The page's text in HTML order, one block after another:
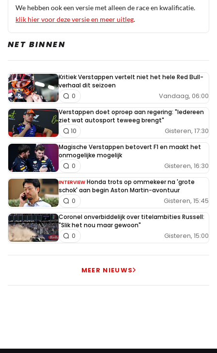
We hebben ook een versie met alleen de race en kwalificatie.
klik hier voor deze versie en meer uitleg.
NET BINNEN
Kritiek Verstappen vertelt niet het hele Red Bull-
verhaal dit seizoen
Vandaag, 06:00
0
Verstappen doet oproep aan regering: "Iedereen
ziet wat autosport teweeg brengt"
Gisteren, 17:30
10
Magische Verstappen betovert F1 en maakt het
onmogelijke mogelijk
Gisteren, 16:30
0
INTERVIEW Honda trots op ommekeer na 'grote
schok' aan begin Aston Martin-avontuur
Gisteren, 15:45
0
Coronel onverbiddelijk over titelambities Russell:
"Slik het nou maar gewoon"
Gisteren, 15:00
0
MEER NIEUWS